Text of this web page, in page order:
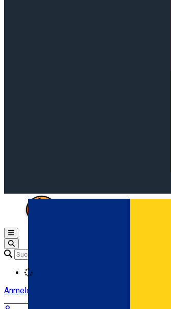
Open main menu
Anmeldung